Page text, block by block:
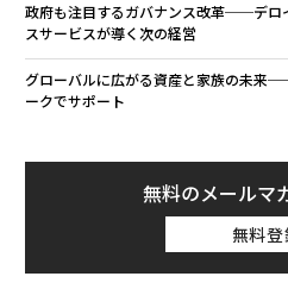
政府も注目するガバナンス改革──デロ
スサービスが導く次の経営
グローバルに広がる資産と家族の未来
ークでサポート
無料のメールマ
無料